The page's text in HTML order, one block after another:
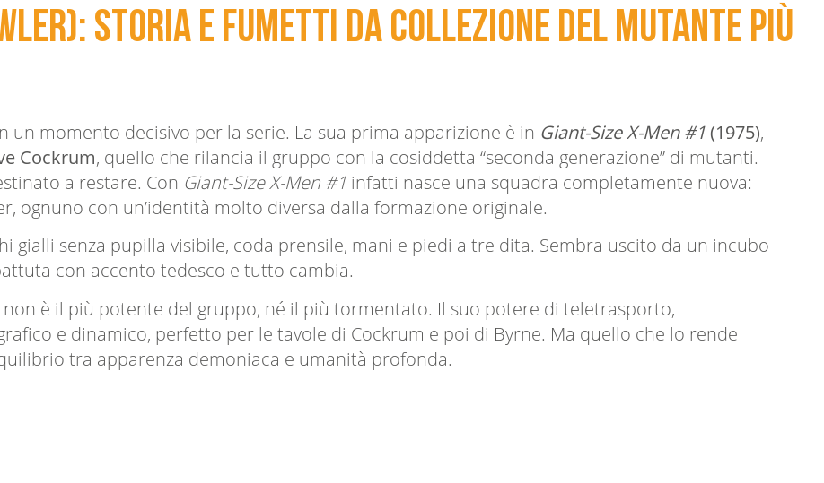
storia e fumetti da collezione del mutante più
un momento decisivo per la serie. La sua prima apparizione è in Giant-Size X-Men #1(1975),
Cockrum, quello che rilancia il gruppo con la cosiddetta “seconda generazione” di mutanti.
a restare. Con Giant-Size X-Men #1 infatti nasce una squadra completamente nuova:
ognuno con un’identità molto diversa dalla formazione originale.
gialli senza pupilla visibile, coda prensile, mani e piedi a tre dita. Sembra uscito da un incubo
con accento tedesco e tutto cambia.
è il più potente del gruppo, né il più tormentato. Il suo potere di teletrasporto,
e dinamico, perfetto per le tavole di Cockrum e poi di Byrne. Ma quello che lo rende
tra apparenza demoniaca e umanità profonda.